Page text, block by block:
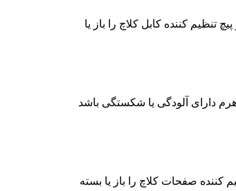
تنظیم کننده کابل کلاچ را باز یا
دارای آلودگی یا شکستگی باشد
کننده صفحات کلاچ را باز یا بسته